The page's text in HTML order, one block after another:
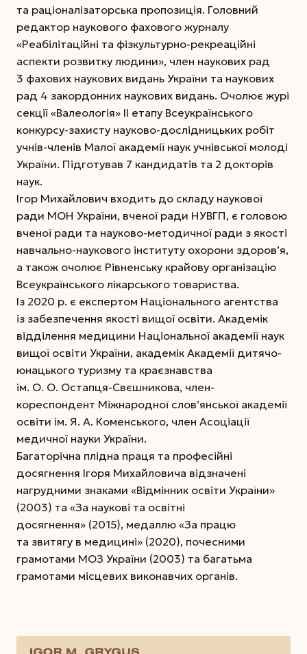
та раціоналізаторська пропозиція. Головний
редактор наукового фахового журналу
«Реабілітаційні та фізкультурно-рекреаційні
аспекти розвитку людини», член наукових рад
3 фахових наукових видань України та наукових
рад 4 закордонних наукових видань. Очолює журі
секції «Валеологія» ІІ етапу Всеукраїнського
конкурсу-захисту науково-дослідницьких робіт
учнів-членів Малої академії наук учнівської молоді
України. Підготував 7 кандидатів та 2 докторів
наук.
Ігор Михайлович входить до складу наукової
ради МОН України, вченої ради НУВГП, є головою
вченої ради та науково-методичної ради з якості
навчально-наукового інституту охорони здоров’я,
а також очолює Рівненську крайову організацію
Всеукраїнського лікарського товариства.
Із 2020 р. є експертом Національного агентства
із забезпечення якості вищої освіти. Академік
відділення медицини Національної академії наук
вищої освіти України, академік Академії дитячо-
юнацького туризму та краєзнавства
ім. О. О. Остапця-Свєшникова, член-
кореспондент Міжнародної слов’янської академії
освіти ім. Я. А. Коменського, член Асоціації
медичної науки України.
Багаторічна плідна праця та професійні
досягнення Ігоря Михайловича відзначені
нагрудними знаками «Відмінник освіти України»
(2003) та «За наукові та освітні
досягнення» (2015), медаллю «За працю
та звитягу в медицині» (2020), почесними
грамотами МОЗ України (2003) та багатьма
грамотами місцевих виконавчих органів.